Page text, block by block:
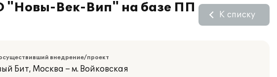
"Новы-Век-Вип" на базе ПП
К списку
внедрение/проект
Бит, Москва – м. Войковская